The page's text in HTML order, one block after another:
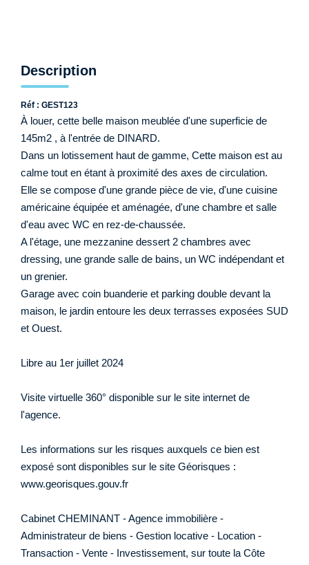
Description
Réf : GEST123
À louer, cette belle maison meublée d'une superficie de
145m2 , à l'entrée de DINARD.
Dans un lotissement haut de gamme, Cette maison est au
calme tout en étant à proximité des axes de circulation.
Elle se compose d'une grande pièce de vie, d'une cuisine
américaine équipée et aménagée, d'une chambre et salle
d'eau avec WC en rez-de-chaussée.
A l'étage, une mezzanine dessert 2 chambres avec
dressing, une grande salle de bains, un WC indépendant et
un grenier.
Garage avec coin buanderie et parking double devant la
maison, le jardin entoure les deux terrasses exposées SUD
et Ouest.
Libre au 1er juillet 2024
Visite virtuelle 360° disponible sur le site internet de
l'agence.
Les informations sur les risques auxquels ce bien est
exposé sont disponibles sur le site Géorisques :
www.georisques.gouv.fr
Cabinet CHEMINANT - Agence immobilière -
Administrateur de biens - Gestion locative - Location -
Transaction - Vente - Investissement, sur toute la Côte